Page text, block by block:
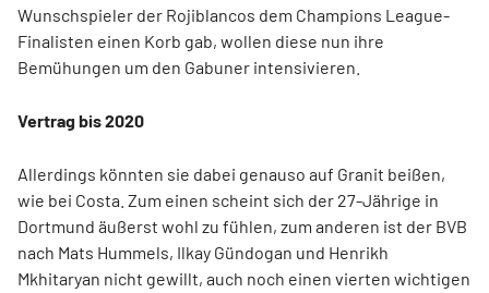
Wunschspieler der Rojiblancos dem Champions League-
Finalisten einen Korb gab, wollen diese nun ihre
Bemühungen um den Gabuner intensivieren.
Vertrag bis 2020
Allerdings könnten sie dabei genauso auf Granit beißen,
wie bei Costa. Zum einen scheint sich der 27-Jährige in
Dortmund äußerst wohl zu fühlen, zum anderen ist der BVB
nach Mats Hummels, Ilkay Gündogan und Henrikh
Mkhitaryan nicht gewillt, auch noch einen vierten wichtigen